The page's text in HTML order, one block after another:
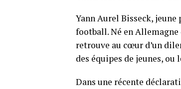
Yann Aurel Bisseck,
football. Né en
retrouve au cœur d’un
des équipes de jeunes,
Dans une récente